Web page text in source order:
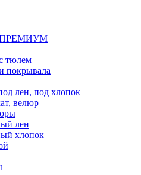
ПРЕМИУМ
тюлем
покрывала
лен, под хлопок
велюр
лен
хлопок